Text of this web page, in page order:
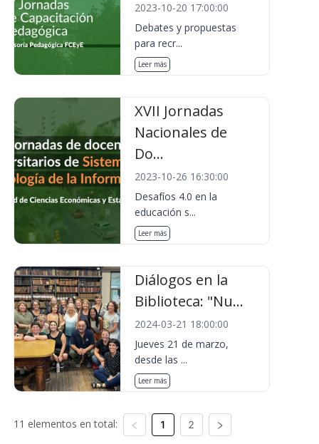
2023-10-20 17:00:00
Debates y propuestas
para recr...
Leer más
XVII Jornadas
Nacionales de
Do...
2023-10-26 16:30:00
Desafíos 4.0 en la
educación s...
Leer más
Diálogos en la
Biblioteca: "Nu...
2024-03-21 18:00:00
Jueves 21 de marzo,
desde las ...
Leer más
11 elementos en total: 1 2